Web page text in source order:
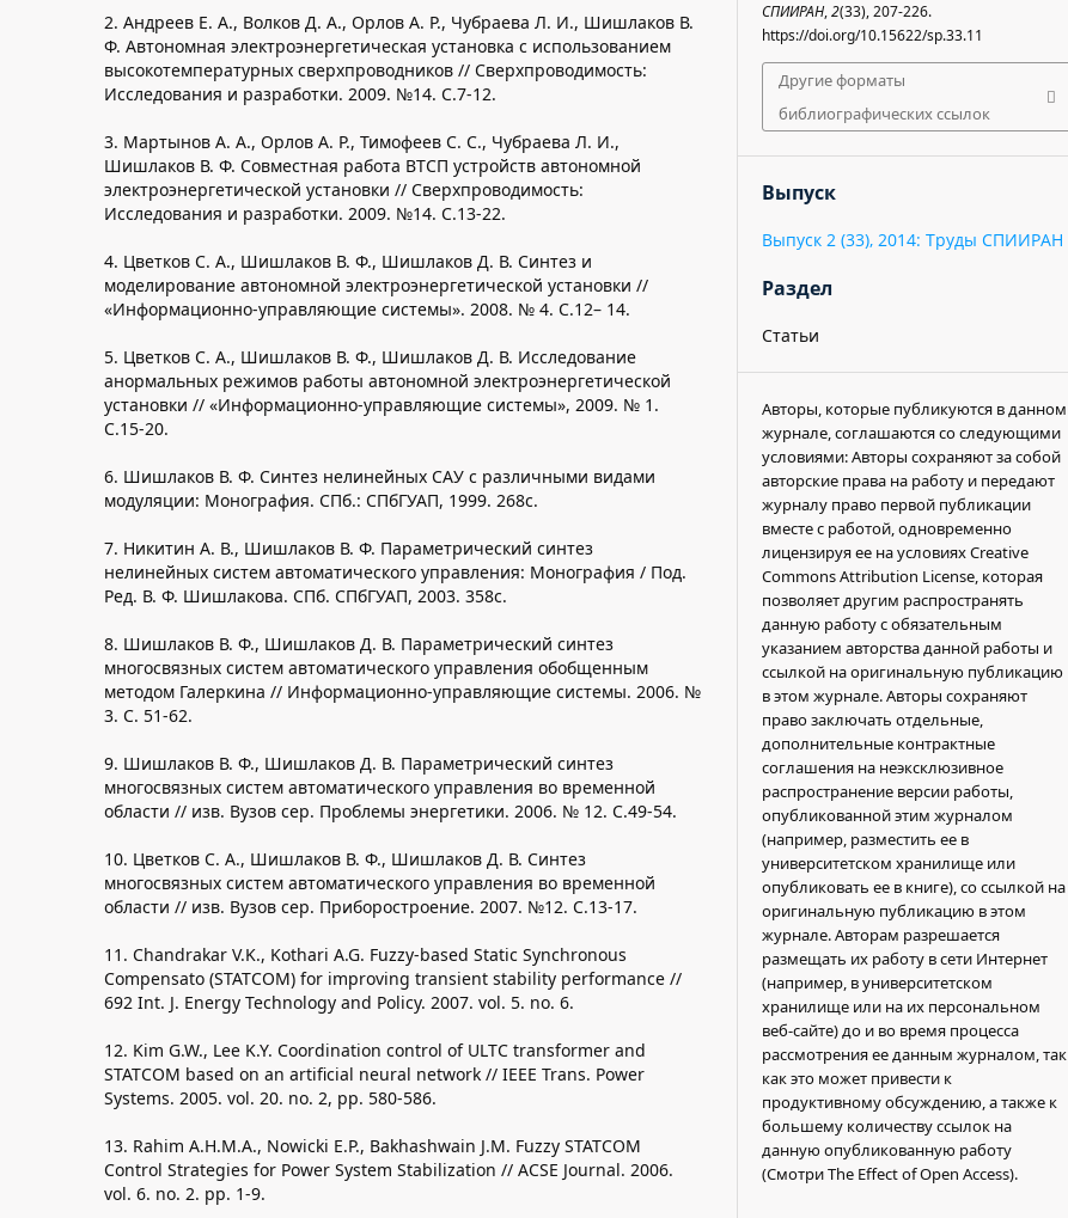
2. Андреев Е. А., Волков Д. А., Орлов А. Р., Чубраева Л. И., Шишлаков В.
Ф. Автономная электроэнергетическая установка с использованием
высокотемпературных сверхпроводников // Сверхпроводимость:
Исследования и разработки. 2009. №14. С.7-12.
3. Мартынов А. А., Орлов А. Р., Тимофеев С. С., Чубраева Л. И.,
Шишлаков В. Ф. Совместная работа ВТСП устройств автономной
электроэнергетической установки // Сверхпроводимость:
Исследования и разработки. 2009. №14. С.13-22.
4. Цветков С. А., Шишлаков В. Ф., Шишлаков Д. В. Синтез и
моделирование автономной электроэнергетической установки //
«Информационно-управляющие системы». 2008. № 4. С.12– 14.
5. Цветков С. А., Шишлаков В. Ф., Шишлаков Д. В. Исследование
анормальных режимов работы автономной электроэнергетической
установки // «Информационно-управляющие системы», 2009. № 1.
С.15-20.
6. Шишлаков В. Ф. Синтез нелинейных САУ с различными видами
модуляции: Монография. СПб.: СПбГУАП, 1999. 268с.
7. Никитин А. В., Шишлаков В. Ф. Параметрический синтез
нелинейных систем автоматического управления: Монография / Под.
Ред. В. Ф. Шишлакова. СПб. СПбГУАП, 2003. 358с.
8. Шишлаков В. Ф., Шишлаков Д. В. Параметрический синтез
многосвязных систем автоматического управления обобщенным
методом Галеркина // Информационно-управляющие системы. 2006. №
3. С. 51-62.
9. Шишлаков В. Ф., Шишлаков Д. В. Параметрический синтез
многосвязных систем автоматического управления во временной
области // изв. Вузов сер. Проблемы энергетики. 2006. № 12. С.49-54.
10. Цветков С. А., Шишлаков В. Ф., Шишлаков Д. В. Синтез
многосвязных систем автоматического управления во временной
области // изв. Вузов сер. Приборостроение. 2007. №12. С.13-17.
11. Chandrakar V.K., Kothari A.G. Fuzzy-based Static Synchronous
Compensato (STATCOM) for improving transient stability performance //
692 Int. J. Energy Technology and Policy. 2007. vol. 5. no. 6.
12. Kim G.W., Lee K.Y. Coordination control of ULTC transformer and
STATCOM based on an artificial neural network // IEEE Trans. Power
Systems. 2005. vol. 20. no. 2, pp. 580-586.
13. Rahim A.H.M.A., Nowicki E.P., Bakhashwain J.M. Fuzzy STATCOM
Control Strategies for Power System Stabilization // ACSE Journal. 2006.
vol. 6. no. 2. pp. 1-9.
СПИИРАН,2(33), 207-226.
https://doi.org/10.15622/sp.33.11
Другие форматы
библиографических ссылок
Выпуск
Выпуск 2 (33), 2014: Труды СПИИРАН
Раздел
Статьи
Авторы, которые публикуются в данном
журнале, соглашаются со следующими
условиями: Авторы сохраняют за собой
авторские права на работу и передают
журналу право первой публикации
вместе с работой, одновременно
лицензируя ее на условиях Creative
Commons Attribution License, которая
позволяет другим распространять
данную работу с обязательным
указанием авторства данной работы и
ссылкой на оригинальную публикацию
в этом журнале. Авторы сохраняют
право заключать отдельные,
дополнительные контрактные
соглашения на неэксклюзивное
распространение версии работы,
опубликованной этим журналом
(например, разместить ее в
университетском хранилище или
опубликовать ее в книге), со ссылкой на
оригинальную публикацию в этом
журнале. Авторам разрешается
размещать их работу в сети Интернет
(например, в университетском
хранилище или на их персональном
веб-сайте) до и во время процесса
рассмотрения ее данным журналом, так
как это может привести к
продуктивному обсуждению, а также к
большему количеству ссылок на
данную опубликованную работу
(Смотри The Effect of Open Access).